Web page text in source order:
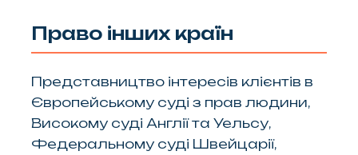
Право інших країн
Представництво інтересів клієнтів в
Європейському суді з прав людини,
Високому суді Англії та Уельсу,
Федеральному суді Швейцарії,